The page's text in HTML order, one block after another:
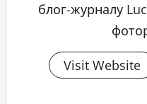
блог-журналу
Visit Website